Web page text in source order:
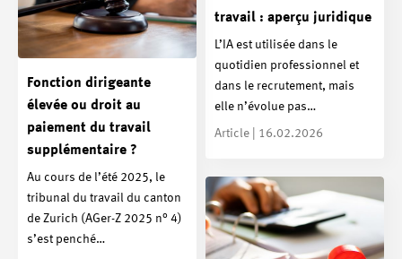
travail : aperçu juridique
L’IA est utilisée dans le
quotidien professionnel et
dans le recrutement, mais
elle n’évolue pas…
Article | 16.02.2026
Fonction dirigeante
élevée ou droit au
paiement du travail
supplémentaire ?
Au cours de l’été 2025, le
tribunal du travail du canton
de Zurich (AGer-Z 2025 n° 4)
s’est penché…